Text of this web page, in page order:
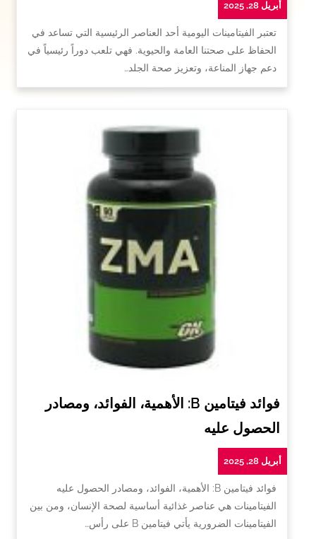
أبريل 28, 2025
تعتبر الفيتامينات اليومية أحد العناصر الرئيسية التي تساعد في
الحفاظ على صحتنا العامة والحيوية. فهي تلعب دوراً رئيسياً في
دعم جهاز المناعة، وتعزيز صحة الجلد…
فوائد فيتامين B: الأهمية، الفوائد، ومصادر
الحصول عليه
أبريل 28, 2025
فوائد فيتامين B: الأهمية، الفوائد، ومصادر الحصول عليه
الفيتامينات هي عناصر غذائية أساسية لصحة الإنسان، ومن بين
الفيتامينات الضرورية يأتي فيتامين B على رأس…